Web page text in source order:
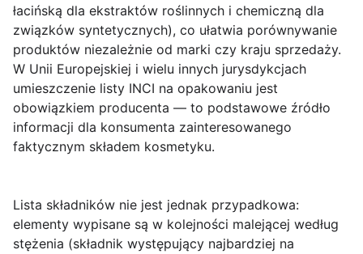
łacińską dla ekstraktów roślinnych i chemiczną dla
związków syntetycznych), co ułatwia porównywanie
produktów niezależnie od marki czy kraju sprzedaży.
W Unii Europejskiej i wielu innych jurysdykcjach
umieszczenie listy INCI na opakowaniu jest
obowiązkiem producenta — to podstawowe źródło
informacji dla konsumenta zainteresowanego
faktycznym składem kosmetyku.
Lista składników nie jest jednak przypadkowa:
elementy wypisane są w kolejności malejącej według
stężenia (składnik występujący najbardziej na